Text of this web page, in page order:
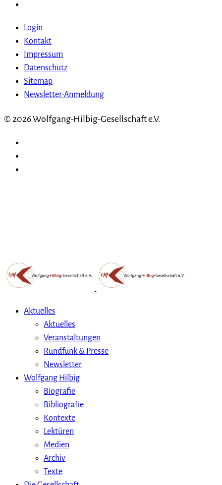
Login
Kontakt
Impressum
Datenschutz
Sitemap
Newsletter-Anmeldung
© 2026 Wolfgang-Hilbig-Gesellschaft e.V.
Aktuelles
Aktuelles
Veranstaltungen
Rundfunk & Presse
Newsletter
Wolfgang Hilbig
Biografie
Bibliografie
Kontexte
Lektüren
Medien
Archiv
Texte